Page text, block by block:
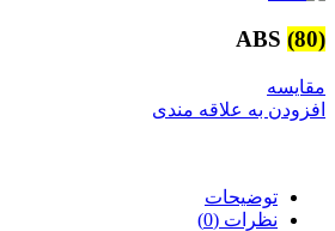
ABS (80)
مقایسه
افزودن به علاقه مندی
توضیحات
نظرات (0)